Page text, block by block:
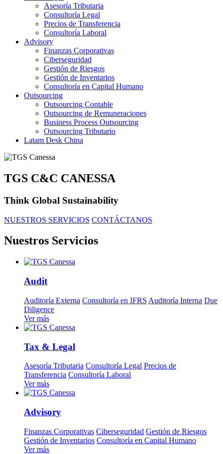
Asesoría Tributaria
Consultoría Legal
Precios de Transferencia
Consultoría Laboral
Advisory
Finanzas Corporativas
Ciberseguridad
Gestión de Riesgos
Gestión de Inventarios
Consultoría en Capital Humano
Outsourcing
Outsourcing Contable
Outsourcing de Remuneraciones
Business Process Outsourcing
Outsourcing Tributario
Latam Desk China
TGS C&C CANESSA
Think Global Sustainability
NUESTROS SERVICIOS CONTÁCTANOS
Nuestros Servicios
Audit
Auditoría Externa Consultoría en IFRS Auditoría Interna Due
Diligence
Ver más
Tax & Legal
Asesoría Tributaria Consultoría Legal Precios de
Transferencia Consultoría Laboral
Ver más
Advisory
Finanzas Corporativas Ciberseguridad Gestión de Riesgos
Gestión de Inventarios Consultoría en Capital Humano
Ver más